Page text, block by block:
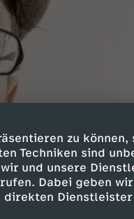
zu können,
Techniken sind
und unsere
Dabei geben
Dienstleister